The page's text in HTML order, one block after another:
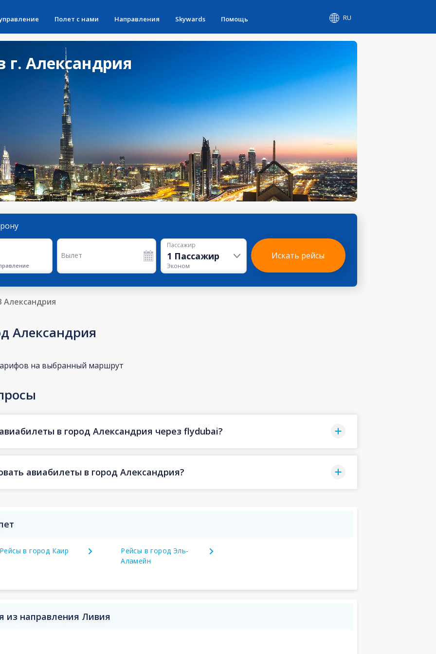
Полет с нами Направления Skywards Помощь RU
Александрия
Вылет
Пассажир
1 Пассажир
Эконом
Искать рейсы
Александрия
Александрия
на выбранный маршрут
в город Александрия через flydubai?
авиабилеты в город Александрия?
Рейсы в город Каир
Рейсы в город Эль-
Аламейн
из направления Ливия